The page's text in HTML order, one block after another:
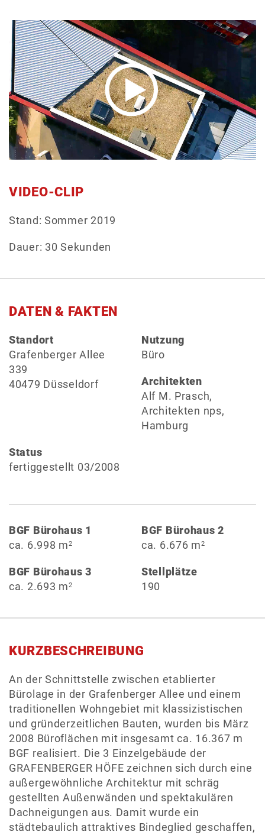
VIDEO-CLIP
Stand: Sommer 2019
Dauer: 30 Sekunden
DATEN & FAKTEN
Standort
Grafenberger Allee
339
40479 Düsseldorf
Nutzung
Büro
Architekten
Alf M. Prasch,
Architekten nps,
Hamburg
Status
fertiggestellt 03/2008
BGF Bürohaus 1
ca. 6.998 m2
BGF Bürohaus 2
ca. 6.676 m2
BGF Bürohaus 3
ca. 2.693 m2
Stellplätze
190
KURZBESCHREIBUNG
An der Schnittstelle zwischen etablierter
Bürolage in der Grafenberger Allee und einem
traditionellen Wohngebiet mit klassizistischen
und gründerzeitlichen Bauten, wurden bis März
2008 Büroflächen mit insgesamt ca. 16.367 m
BGF realisiert. Die 3 Einzelgebäude der
GRAFENBERGER HÖFE zeichnen sich durch eine
außergewöhnliche Architektur mit schräg
gestellten Außenwänden und spektakulären
Dachneigungen aus. Damit wurde ein
städtebaulich attraktives Bindeglied geschaffen,